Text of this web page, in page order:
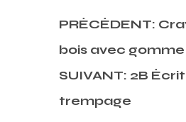
PRÉCÉDENT:
bois avec gomme
SUIVANT: 2B
trempage